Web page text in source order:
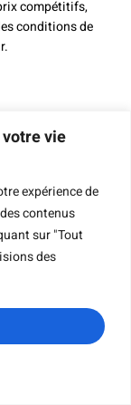
vie
expérience de
contenus
sur "Tout
des
compétitifs,
conditions de